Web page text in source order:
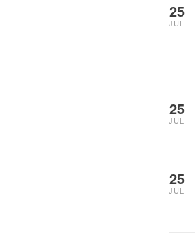
25
JUL
25
JUL
25
JUL